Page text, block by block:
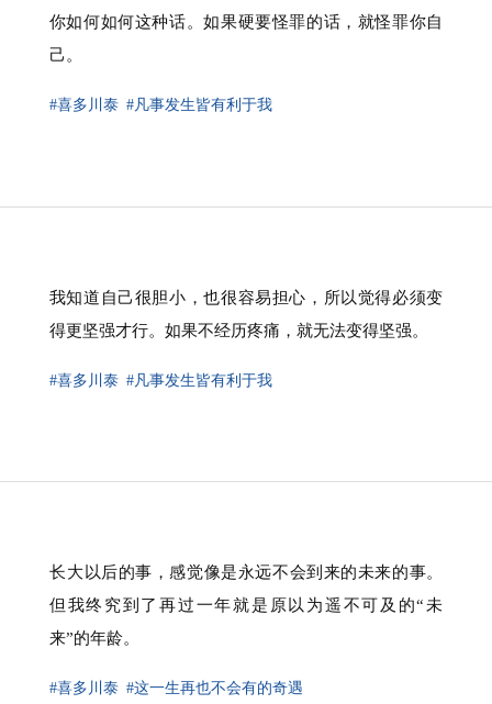
你如何如何这种话。如果硬要怪罪的话，就怪罪你自
己。
#喜多川泰 #凡事发生皆有利于我
我知道自己很胆小，也很容易担心，所以觉得必须变
得更坚强才行。如果不经历疼痛，就无法变得坚强。
#喜多川泰 #凡事发生皆有利于我
⁠长大以后的事，感觉像是永远不会到来的未来的事。
但我终究到了再过一年就是原以为遥不可及的“未
来”的年龄。
#喜多川泰 #这一生再也不会有的奇遇